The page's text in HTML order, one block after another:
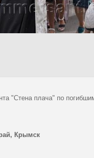
"Стена плача" по
Крымск